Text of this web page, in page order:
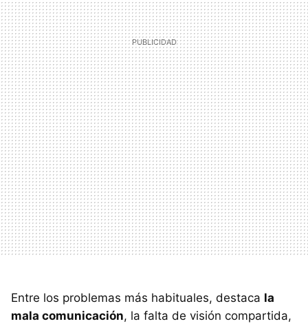
Entre los problemas más habituales, destaca la
mala comunicación, la falta de visión compartida,